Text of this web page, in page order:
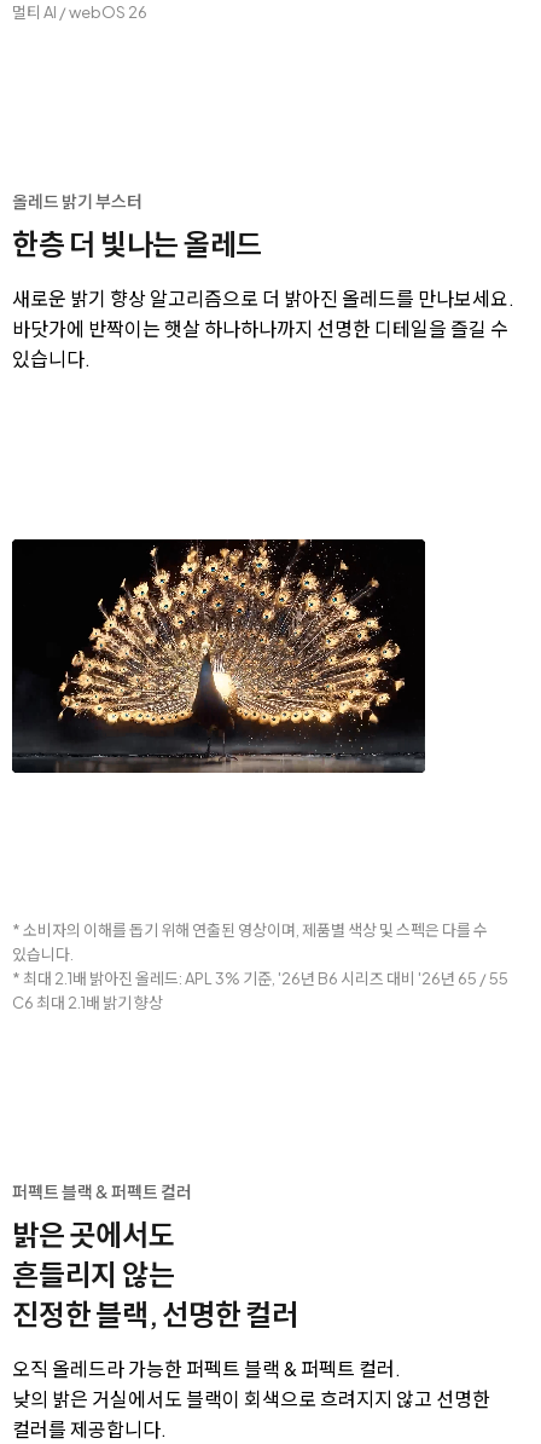
멀티 AI / webOS 26
올레드 밝기 부스터
한층 더 빛나는 올레드
새로운 밝기 향상 알고리즘으로 더 밝아진 올레드를 만나보세요.
바닷가에 반짝이는 햇살 하나하나까지 선명한 디테일을 즐길 수
있습니다.
* 소비자의 이해를 돕기 위해 연출된 영상이며, 제품별 색상 및 스펙은 다를 수
있습니다.
* 최대 2.1배 밝아진 올레드: APL 3% 기준, '26년 B6 시리즈 대비 '26년 65 / 55
C6 최대 2.1배 밝기 향상
퍼펙트 블랙 & 퍼펙트 컬러
밝은 곳에서도
흔들리지 않는
진정한 블랙, 선명한 컬러
오직 올레드라 가능한 퍼펙트 블랙 & 퍼펙트 컬러.
낮의 밝은 거실에서도 블랙이 회색으로 흐려지지 않고 선명한
컬러를 제공합니다.